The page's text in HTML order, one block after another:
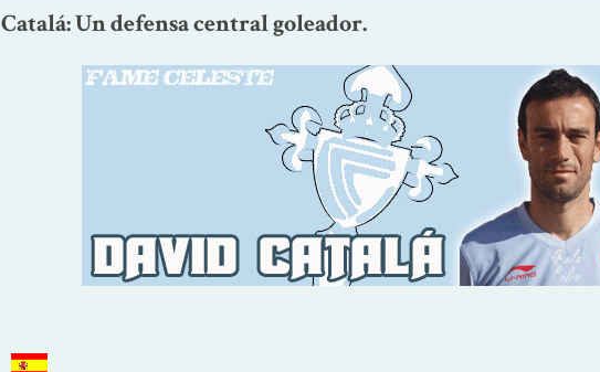
Catalá: Un defensa central goleador.